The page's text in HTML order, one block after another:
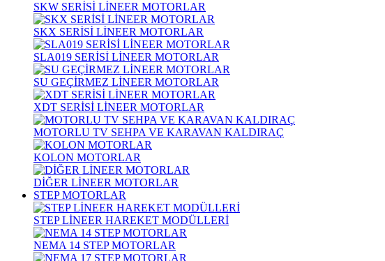
SKW SERİSİ LİNEER MOTORLAR
SKX SERİSİ LİNEER MOTORLAR
SLA019 SERİSİ LİNEER MOTORLAR
SU GEÇİRMEZ LİNEER MOTORLAR
XDT SERİSİ LİNEER MOTORLAR
MOTORLU TV SEHPA VE KARAVAN KALDIRAÇ
KOLON MOTORLAR
DİĞER LİNEER MOTORLAR
STEP MOTORLAR
STEP LİNEER HAREKET MODÜLLERİ
NEMA 14 STEP MOTORLAR